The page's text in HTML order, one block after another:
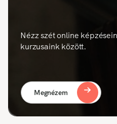
Nézz szét online
kurzusaink között.
Megnézem